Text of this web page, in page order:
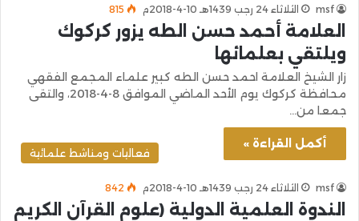
msf الثلاثاء 24 رجب 1439هـ 10-4-2018م 815
العلامة أحمد حسن الطه يزور كركوك
ويلتقي بعلمائها
زار الشيخ العلامة احمد حسن الطه كبير علماء المجمع الفقهي
محافظة كركوك يوم الأحد الماضي الموافق 8-4-2018، والتقى
جمعا من…
أكمل القراءة »
فعاليات ومناشط علمائية
msf الثلاثاء 24 رجب 1439هـ 10-4-2018م 842
الندوة العلمية الدولية (علوم القرآن الكريم